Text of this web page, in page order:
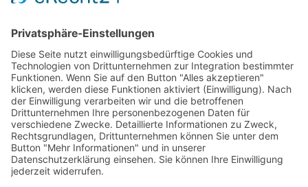
zum Kontakt